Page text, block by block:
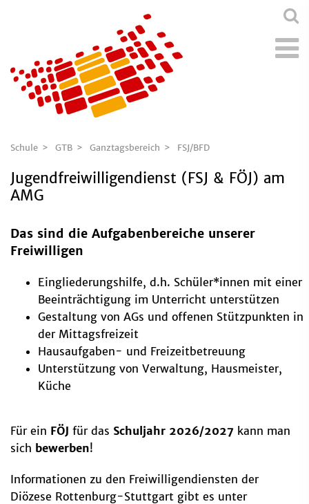
Schule GTB Ganztagsbereich FSJ/BFD
Jugendfreiwilligendienst (FSJ & FÖJ) am
AMG
Das sind die Aufgabenbereiche unserer
Freiwilligen
Eingliederungshilfe, d.h. Schüler*innen mit einer
Beeinträchtigung im Unterricht unterstützen
Gestaltung von AGs und offenen Stützpunkten in
der Mittagsfreizeit
Hausaufgaben- und Freizeitbetreuung
Unterstützung von Verwaltung, Hausmeister,
Küche
Für ein FÖJ für das Schuljahr 2026/2027 kann man
sich bewerben!
Informationen zu den Freiwilligendiensten der
Diözese Rottenburg-Stuttgart gibt es unter